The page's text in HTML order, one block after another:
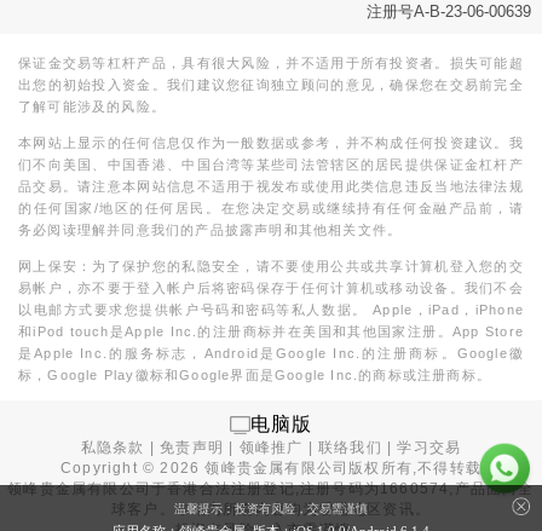
注册号A-B-23-06-00639
保证金交易等杠杆产品，具有很大风险，并不适用于所有投资者。损失可能超
出您的初始投入资金。我们建议您征询独立顾问的意见，确保您在交易前完全
了解可能涉及的风险。
本网站上显示的任何信息仅作为一般数据或参考，并不构成任何投资建议。我
们不向美国、中国香港、中国台湾等某些司法管辖区的居民提供保证金杠杆产
品交易。请注意本网站信息不适用于视发布或使用此类信息违反当地法律法规
的任何国家/地区的任何居民。在您决定交易或继续持有任何金融产品前，请
务必阅读理解并同意我们的产品披露声明和其他相关文件。
网上保安：为了保护您的私隐安全，请不要使用公共或共享计算机登入您的交
易帐户，亦不要于登入帐户后将密码保存于任何计算机或移动设备。我们不会
以电邮方式要求您提供帐户号码和密码等私人数据。 Apple，iPad，iPhone
和iPod touch是Apple Inc.的注册商标并在美国和其他国家注册。App Store
是Apple Inc.的服务标志，Android是Google Inc.的注册商标。Google徽
标，Google Play徽标和Google界面是Google Inc.的商标或注册商标。
电脑版
私隐条款 |免责声明 领峰推广 |联络我们 |学习交易
Copyright ©2026 领峰贵金属有限公司版权所有,不得转载
领峰贵金属有限公司于香港合法注册登记,注册号码为1660574,产品面向全
球客户。本站内所有内容均为香港地区资讯。
温馨提示：投资有风险，交易需谨慎